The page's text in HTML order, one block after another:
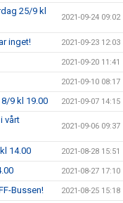
25/9 kl
2021-09-24 09:02
inget! 2021-09-23 12:03
2021-09-20 11:41
2021-09-10 08:17
9 kl 19.00 2021-09-07 14:15
vårt
2021-09-06 09:37
14.00 2021-08-28 15:51
2021-08-27 17:10
Bussen! 2021-08-25 15:18